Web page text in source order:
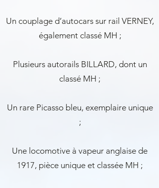
Un couplage d’autocars sur rail VERNEY,
également classé MH ;
Plusieurs autorails BILLARD, dont un
classé MH ;
Un rare Picasso bleu, exemplaire unique
;
Une locomotive à vapeur anglaise de
1917, pièce unique et classée MH ;